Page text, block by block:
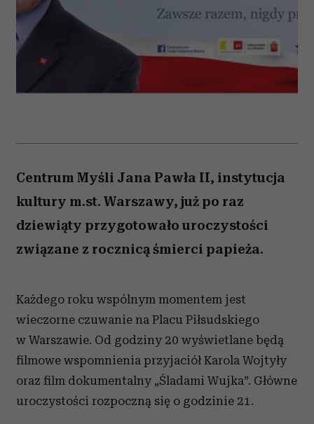
Centrum Myśli Jana Pawła II, instytucja
kultury m.st. Warszawy, już po raz
dziewiąty przygotowało uroczystości
związane z rocznicą śmierci papieża.
Każdego roku wspólnym momentem jest
wieczorne czuwanie na Placu Piłsudskiego
w Warszawie. Od godziny 20 wyświetlane będą
filmowe wspomnienia przyjaciół Karola Wojtyły
oraz film dokumentalny „Śladami Wujka”. Główne
uroczystości rozpoczną się o godzinie 21.